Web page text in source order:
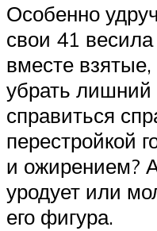
Особенно
свои 41
вместе
убрать лишний
справиться
перестройкой
и ожирением?
уродует или
его фигура.